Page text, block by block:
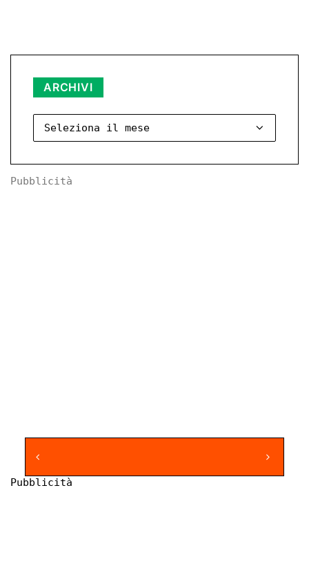
ARCHIVI
Pubblicità
Pubblicità